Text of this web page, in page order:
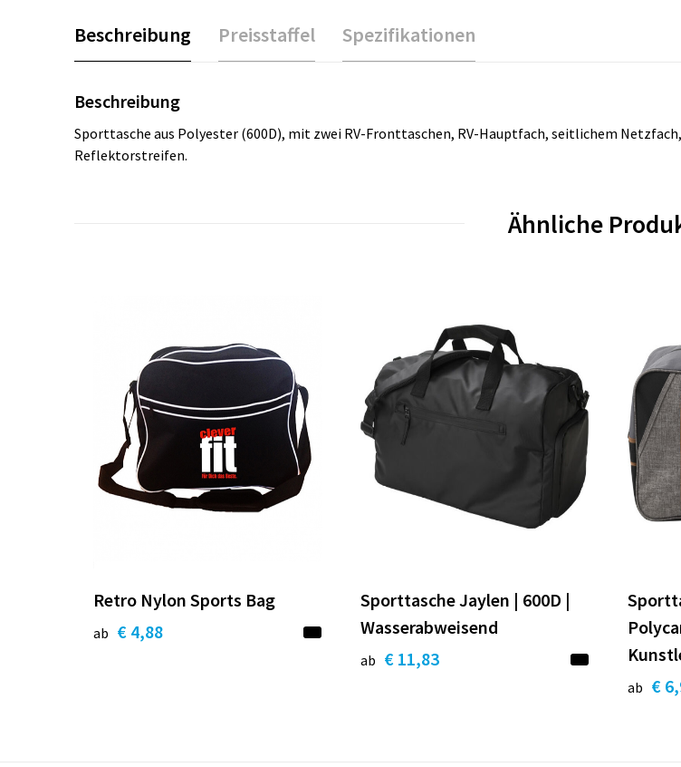
Beschreibung Preisstaffel Spezifikationen
Beschreibung
Sporttasche aus Polyester (600D), mit zwei RV-Fronttaschen, RV-Hauptfach, seitlichem
Reflektorstreifen.
Ähnliche
Retro Nylon Sports Bag
ab € 4,88
Sporttasche Jaylen | 600D |
Wasserabweisend
ab € 11,83
ab €